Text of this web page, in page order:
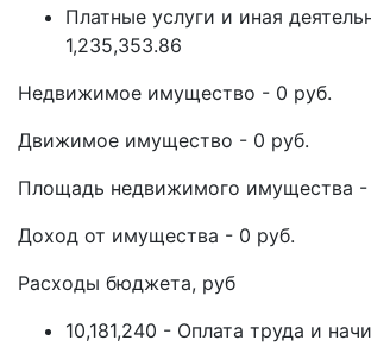
Платные услуги и иная
1,235,353.86
Недвижимое имущество - 0 руб.
Движимое имущество - 0 руб.
Площадь недвижимого имущества
Доход от имущества - 0 руб.
Расходы бюджета, руб
10,181,240 - Оплата труда и